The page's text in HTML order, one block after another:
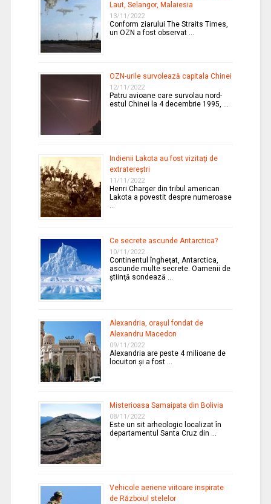
Laut, Selangor, Malaiesia
13/11/2022
Conform ziarului The Straits Times,
un OZN a fost observat …
OZN-urile survolează capitala Chinei
12/11/2022
Patru avioane care survolau nord-
estul Chinei la 4 decembrie 1995, …
Indienii Lakota au fost vizitaţi de
extratereştri
11/11/2022
Henri Charger din tribul american
Lakota a povestit despre numeroase
…
Ce secrete ascunde Antarctica?
10/11/2022
Continentul îngheţat, Antarctica,
ascunde multe secrete. Oamenii de
ştiinţă sondează …
Alexandria, oraşul fondat de
Alexandru Macedon
09/11/2022
Alexandria are peste 4 milioane de
locuitori şi a fost …
Misterioasa Samaipata din Bolivia
08/11/2022
Este un sit arheologic localizat în
departamentul Santa Cruz din …
Vehicole aeriene viitoare inspirate
de Războiul stelelor